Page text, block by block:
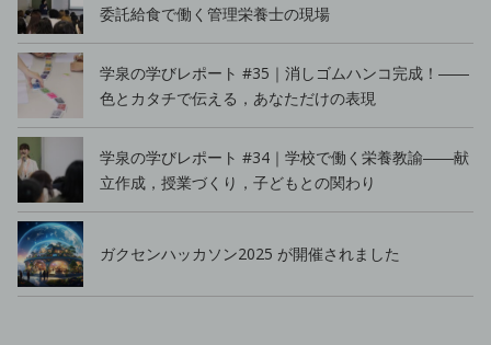
委託給食で働く管理栄養士の現場
学泉の学びレポート #35｜消しゴムハンコ完成！――
色とカタチで伝える，あなただけの表現
学泉の学びレポート #34｜学校で働く栄養教諭――献
立作成，授業づくり，子どもとの関わり
ガクセンハッカソン2025 が開催されました